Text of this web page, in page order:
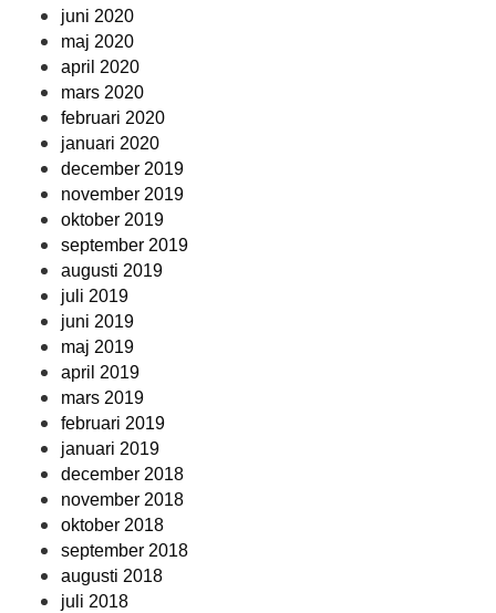
juni 2020
maj 2020
april 2020
mars 2020
februari 2020
januari 2020
december 2019
november 2019
oktober 2019
september 2019
augusti 2019
juli 2019
juni 2019
maj 2019
april 2019
mars 2019
februari 2019
januari 2019
december 2018
november 2018
oktober 2018
september 2018
augusti 2018
juli 2018